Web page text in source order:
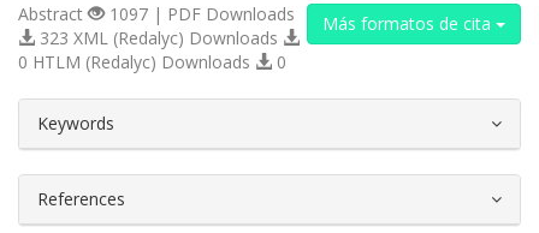
Más formatos de cita
Abstract
1097 | PDF Downloads
323 XML (Redalyc) Downloads
0 HTLM (Redalyc) Downloads
0
Keywords
References